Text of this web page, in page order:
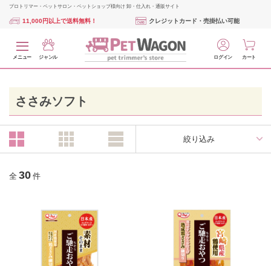
プロトリマー・ペットサロン・ペットショップ様向け 卸・仕入れ・通販サイト
11,000円以上で送料無料！ クレジットカード・売掛払い可能
メニュー ジャンル ログイン カート
ささみソフト
絞り込み
全 30 件